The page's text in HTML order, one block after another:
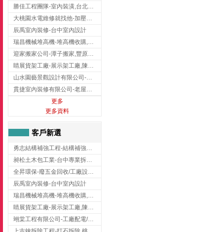
勝佳工程團隊-室內裝潢,台北房屋裝修,三重室內裝修
大桃園水電維修就找他-加壓馬達,抽水馬達,桃園水電行,中壢水電
辰禹室內裝修-台中室內設計
瑞昌機械堆高機-堆高機收購,新北市堆高機,桃園堆高機
迎家搬家公司-潭子搬家,豐原搬家,大雅搬家,大甲搬家,台中推薦搬家,台中搬家
睛展貨架工廠-展示架工廠,陳列架,台中展示架工廠
山水園藝景觀設計有限公司-景觀工程,景觀設計,新竹園藝工程,新竹景觀設計
貫捷室內裝修有限公司-老屋翻新工程,台中老屋翻新工程,台中舊屋翻新
更多
更多資料
客戶新選
勇志結構補強工程-結構補強工程 ,桃園結構補強工程,龍潭結構補強工程
昶松土木包工業-台中專業拆除工程/挖土機出租
全昇環保-廢五金回收/工廠設備收購/機械設備回收/高價收購廠房設備
辰禹室內裝修-台中室內設計
瑞昌機械堆高機-堆高機收購,新北市堆高機,桃園堆高機
睛展貨架工廠-展示架工廠,陳列架,台中展示架工廠
翊棠工程有限公司-工廠配電/高雄消防機電公司